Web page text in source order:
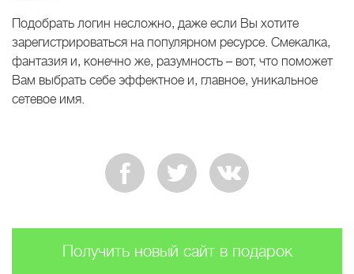
Подобрать логин несложно, даже если Вы хотите
зарегистрироваться на популярном ресурсе. Смекалка,
фантазия и, конечно же, разумность – вот, что поможет
Вам выбрать себе эффектное и, главное, уникальное
сетевое имя.
Получить новый сайт в подарок